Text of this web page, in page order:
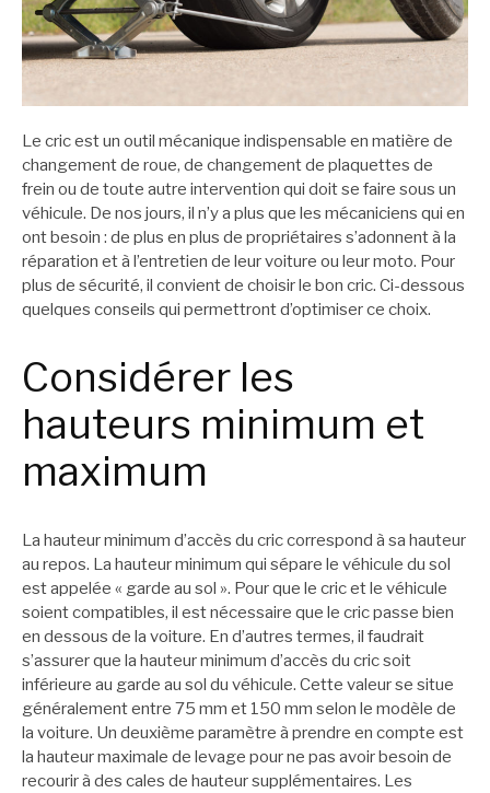
Le cric est un outil mécanique indispensable en matière de
changement de roue, de changement de plaquettes de
frein ou de toute autre intervention qui doit se faire sous un
véhicule. De nos jours, il n’y a plus que les mécaniciens qui en
ont besoin : de plus en plus de propriétaires s’adonnent à la
réparation et à l’entretien de leur voiture ou leur moto. Pour
plus de sécurité, il convient de choisir le bon cric. Ci-dessous
quelques conseils qui permettront d’optimiser ce choix.
Considérer les
hauteurs minimum et
maximum
La hauteur minimum d’accès du cric correspond à sa hauteur
au repos. La hauteur minimum qui sépare le véhicule du sol
est appelée « garde au sol ». Pour que le cric et le véhicule
soient compatibles, il est nécessaire que le cric passe bien
en dessous de la voiture. En d’autres termes, il faudrait
s’assurer que la hauteur minimum d’accès du cric soit
inférieure au garde au sol du véhicule. Cette valeur se situe
généralement entre 75 mm et 150 mm selon le modèle de
la voiture. Un deuxième paramètre à prendre en compte est
la hauteur maximale de levage pour ne pas avoir besoin de
recourir à des cales de hauteur supplémentaires. Les